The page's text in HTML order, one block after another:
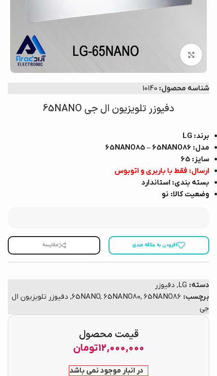
بزرگنمایی تصویر
شناسه محصول: 10140
دفیوزر تلویزیون ال جی 65NANO
برند: LG
مدل: 65NANO85 – 65NANO86
سایز: 65
ارسال: فقط با باربری و اتوبوس
بسته بندی: استاندارد
وضعیت کالا: نو
افزودن به علاقه مندی مقایسه
دسته: LG
, دفیوزر
برچسب:
65NANO, 65NANO80, 65NANO86
, دفیوزر تلویزیون ال
جی
قیمت محصول
12,000,000تومان
در انبار موجود نمی باشد